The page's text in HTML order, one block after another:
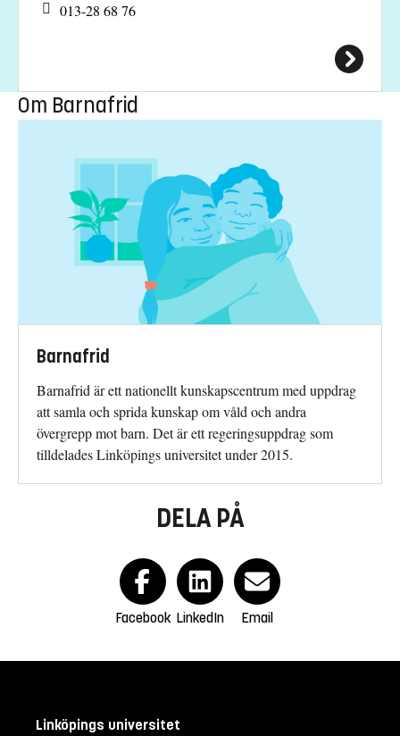
013-28 68 76
Om Barnafrid
Barnafrid
Barnafrid är ett nationellt kunskapscentrum med uppdrag
att samla och sprida kunskap om våld och andra
övergrepp mot barn. Det är ett regeringsuppdrag som
tilldelades Linköpings universitet under 2015.
DELA PÅ
Facebook LinkedIn Email
Linköpings universitet